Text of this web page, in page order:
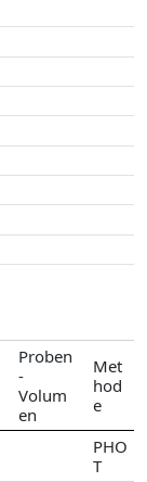
Proben
-
Volum
en
Met
hod
e
PHO
T